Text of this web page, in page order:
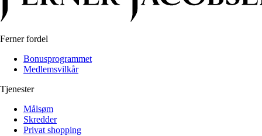
Ferner fordel
Bonusprogrammet
Medlemsvilkår
Tjenester
Målsøm
Skredder
Privat shopping